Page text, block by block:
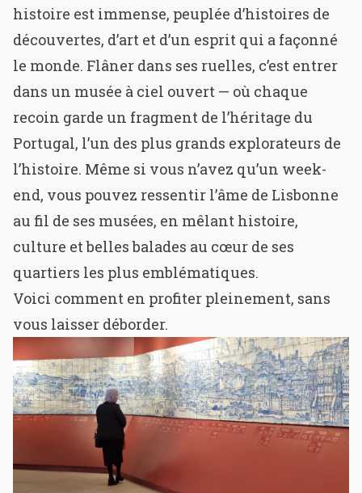
histoire est immense, peuplée d’histoires de
découvertes, d’art et d’un esprit qui a façonné
le monde. Flâner dans ses ruelles, c’est entrer
dans un musée à ciel ouvert — où chaque
recoin garde un fragment de l’héritage du
Portugal, l’un des plus grands explorateurs de
l’histoire. Même si vous n’avez qu’un week-
end, vous pouvez ressentir l’âme de Lisbonne
au fil de ses musées, en mêlant histoire,
culture etbelles balades au cœur de ses
quartiers les plus emblématiques.
Voici comment en profiter pleinement, sans
vous laisser déborder.